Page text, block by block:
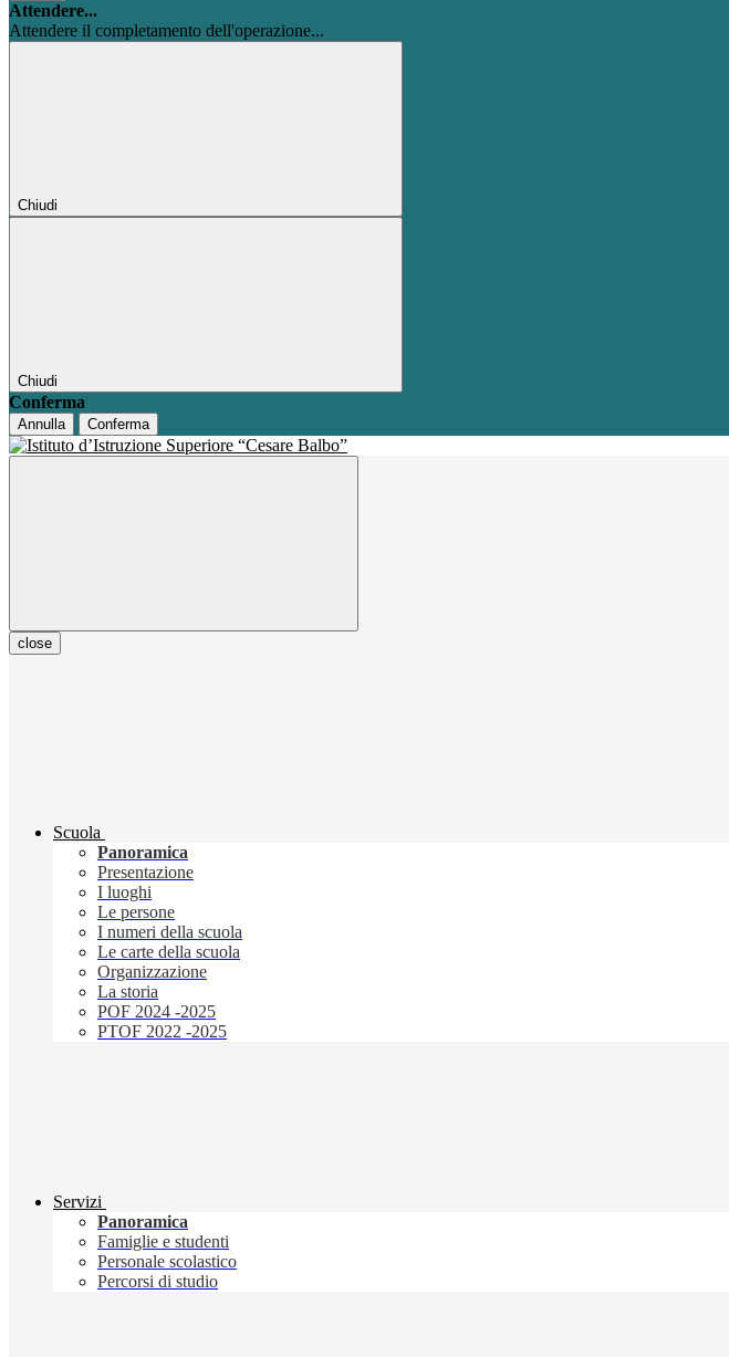
Attendere...
Attendere il completamento dell'operazione...
Chiudi
Chiudi
Conferma
Annulla Conferma
close
Scuola
Panoramica
Presentazione
I luoghi
Le persone
I numeri della scuola
Le carte della scuola
Organizzazione
La storia
POF 2024 -2025
PTOF 2022 -2025
Servizi
Panoramica
Famiglie e studenti
Personale scolastico
Percorsi di studio